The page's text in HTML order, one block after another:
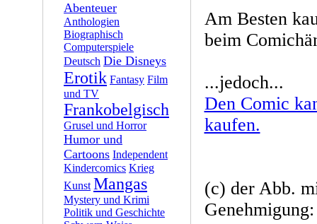
Abenteuer
Anthologien
Biographisch
Computerspiele
Deutsch Die Disneys
Erotik Fantasy Film
und TV
Frankobelgisch
Grusel und Horror
Humor und
Cartoons Independent
Kindercomics Krieg
Kunst Mangas
Mystery und Krimi
Politik und Geschichte
Am Besten
beim
...jedoch...
Den Comic
kaufen.
(c) der Abb.